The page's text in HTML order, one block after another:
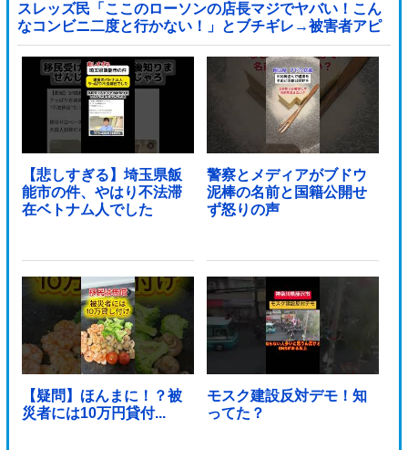
スレッズ民「ここのローソンの店長マジでヤバい！こん
なコンビニ二度と行かない！」とブチギレ→被害者アピ
するも「ヤバイのはお前だよ」とツッコミ殺到ｗｗｗｗ
ｗｗｗ他
【悲しすぎる】埼玉県飯
能市の件、やはり不法滞
在ベトナム人でした
警察とメディアがブドウ
泥棒の名前と国籍公開せ
ず怒りの声
【疑問】ほんまに！？被
災者には10万円貸付...
モスク建設反対デモ！知
ってた？